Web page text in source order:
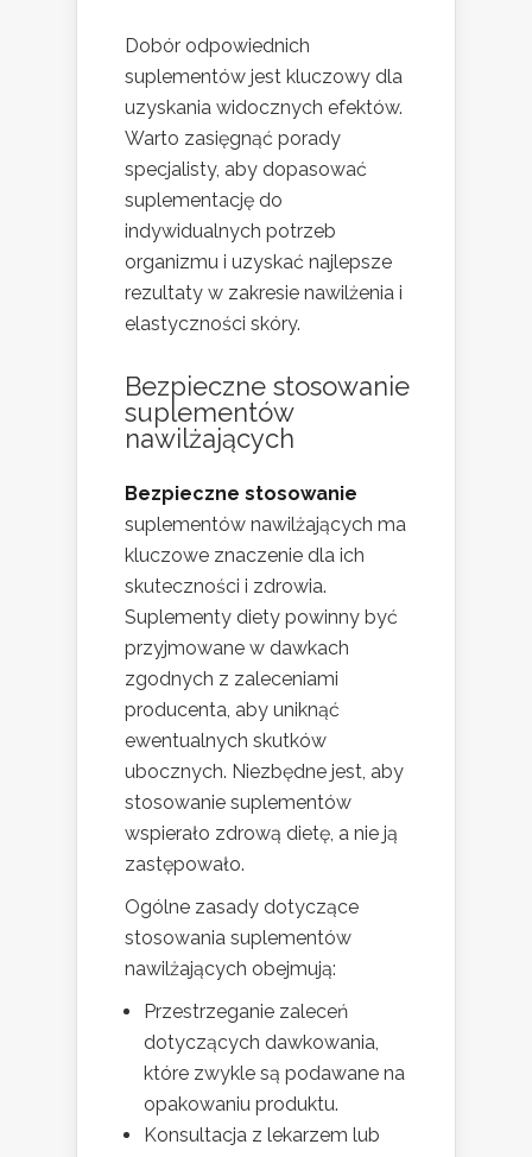
Dobór odpowiednich
suplementów jest kluczowy dla
uzyskania widocznych efektów.
Warto zasięgnąć porady
specjalisty, aby dopasować
suplementację do
indywidualnych potrzeb
organizmu i uzyskać najlepsze
rezultaty w zakresie nawilżenia i
elastyczności skóry.
Bezpieczne stosowanie
suplementów
nawilżających
Bezpieczne stosowanie
suplementów nawilżających ma
kluczowe znaczenie dla ich
skuteczności i zdrowia.
Suplementy diety powinny być
przyjmowane w dawkach
zgodnych z zaleceniami
producenta, aby uniknąć
ewentualnych skutków
ubocznych. Niezbędne jest, aby
stosowanie suplementów
wspierało zdrową dietę, a nie ją
zastępowało.
Ogólne zasady dotyczące
stosowania suplementów
nawilżających obejmują:
Przestrzeganie zaleceń
dotyczących dawkowania,
które zwykle są podawane na
opakowaniu produktu.
Konsultacja z lekarzem lub